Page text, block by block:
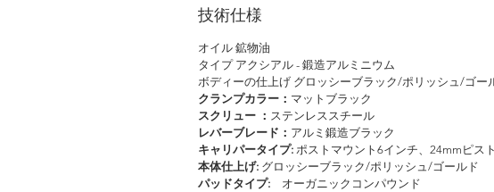
技術仕様
オイル 鉱物油
タイプ アクシアル - 鍛造アルミニウム
ボディーの仕上げ グロッシーブラック/ポリッシュ/ゴー
クランプカラー： マットブラック
スクリュー ： ステンレススチール
レバーブレード： アルミ鍛造ブラック
キャリパータイプ: ポストマウント6インチ、24mmピス
本体仕上げ: グロッシーブラック/ポリッシュ/ゴールド
パッドタイプ: オーガニックコンパウンド